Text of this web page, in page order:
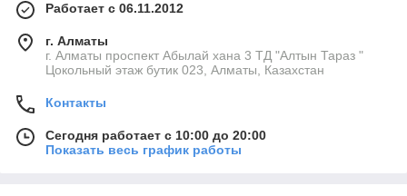
Работает с 06.11.2012
г. Алматы
г. Алматы проспект Абылай хана 3 ТД "Алтын Тараз "
Цокольный этаж бутик 023, Алматы, Казахстан
Контакты
Сегодня работает с 10:00 до 20:00
Показать весь график работы